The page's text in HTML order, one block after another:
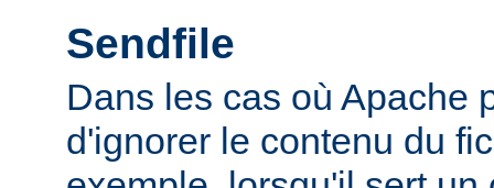
Sendfile
Dans les cas où Apache
d'ignorer le contenu du